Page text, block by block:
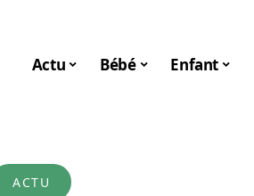
Actu Bébé Enfant
ACTU